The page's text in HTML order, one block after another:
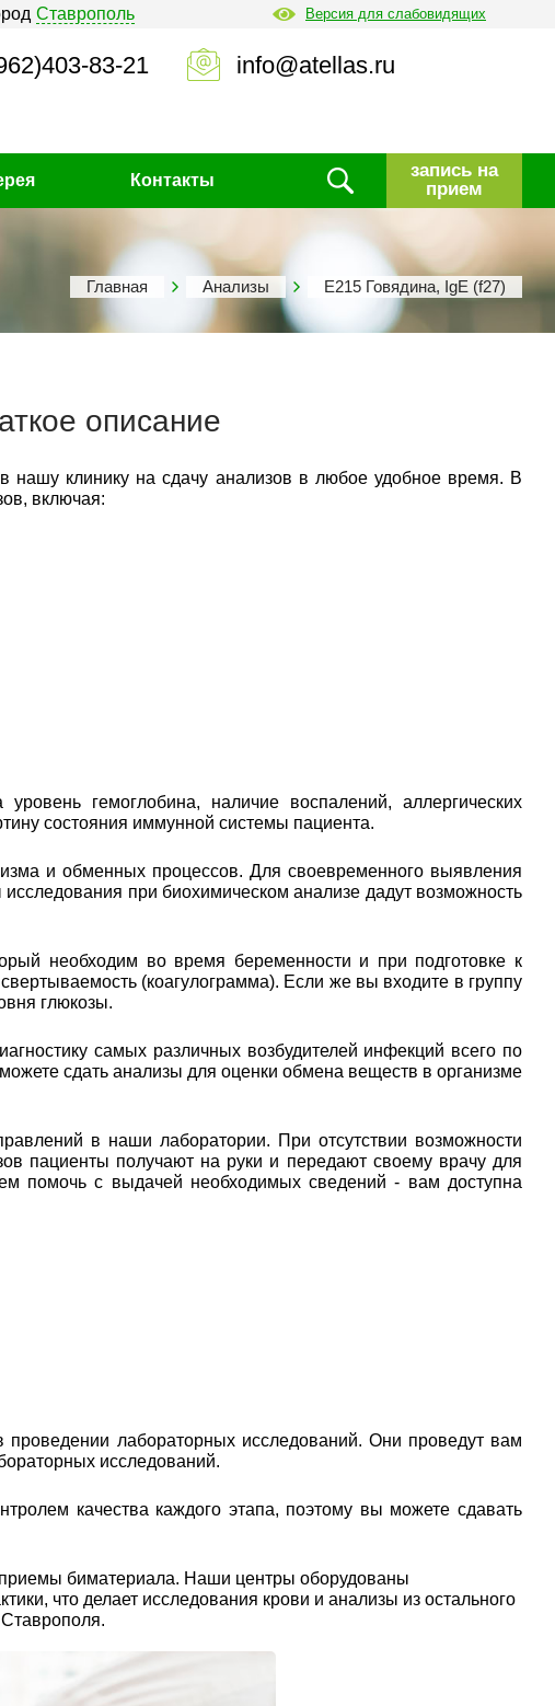
Ставрополь Версия для слабовидящих
83-21 info@atellas.ru
Контакты
запись на
прием
Главная Анализы Е215 Говядина, IgE (f27)
описание
нашу клинику на сдачу анализов в любое удобное время. В
включая:
гемоглобина, наличие воспалений, аллергических
состояния иммунной системы пациента.
и обменных процессов. Для своевременного выявления
при биохимическом анализе дадут возможность
необходим во время беременности и при подготовке к
(коагулограмма). Если же вы входите в группу
глюкозы.
самых различных возбудителей инфекций всего по
сдать анализы для оценки обмена веществ в организме
в наши лаборатории. При отсутствии возможности
пациенты получают на руки и передают своему врачу для
помочь с выдачей необходимых сведений - вам доступна
лабораторных исследований. Они проведут вам
исследований.
качества каждого этапа, поэтому вы можете сдавать
биматериала. Наши центры оборудованы
что делает исследования крови и анализы из остального